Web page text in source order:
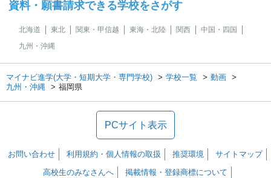
資料・願書請求できる学校をさがす
北海道 東北 関東・甲信越 東海・北陸 関西
中国・四国
九州・沖縄
マイナビ進学(大学・短期大学・専門学校) 学校一覧
動画
九州・沖縄
福岡県
PCサイト表示
お問い合わせ 利用規約・個人情報の取扱 推奨環境
サイトマップ
高校生のみなさんへ
掲載情報・登録商標について